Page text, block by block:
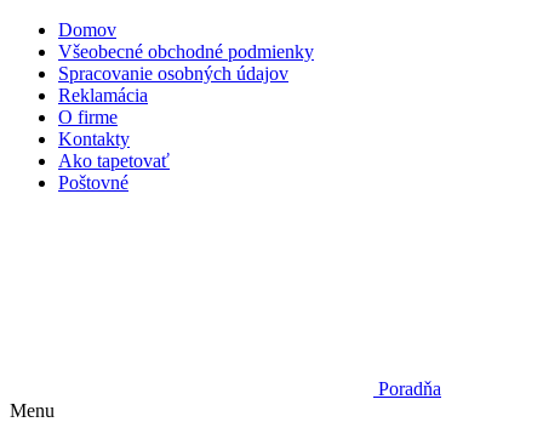
Domov
Všeobecné obchodné podmienky
Spracovanie osobných údajov
Reklamácia
O firme
Kontakty
Ako tapetovať
Poštovné
Poradňa
Menu